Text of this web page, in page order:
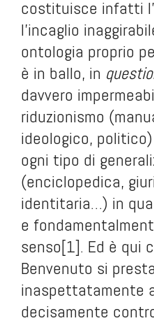
costituisce infatti
l’incaglio
ontologia proprio
è in ballo, in
davvero
riduzionismo
ideologico,
ogni tipo di
(enciclopedica,
identitaria…) in
e
senso[1]. Ed è qui
Benvenuto si
inaspettatamente
decisamente